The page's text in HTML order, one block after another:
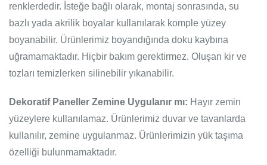
renklerdedir. İsteğe bağlı olarak, montaj sonrasında, su
bazlı yada akrilik boyalar kullanılarak komple yüzey
boyanabilir. Ürünlerimiz boyandığında doku kaybına
uğramamaktadır. Hiçbir bakım gerektirmez. Oluşan kir ve
tozları temizlerken silinebilir yıkanabilir.
Dekoratif Paneller Zemine Uygulanır mı: Hayır zemin
yüzeylere kullanılamaz. Ürünlerimiz duvar ve tavanlarda
kullanılır, zemine uygulanmaz. Ürünlerimizin yük taşıma
özelliği bulunmamaktadır.